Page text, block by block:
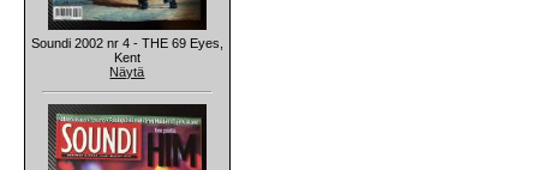
Soundi 2002 nr 4 - THE 69 Eyes,
Kent
Näytä